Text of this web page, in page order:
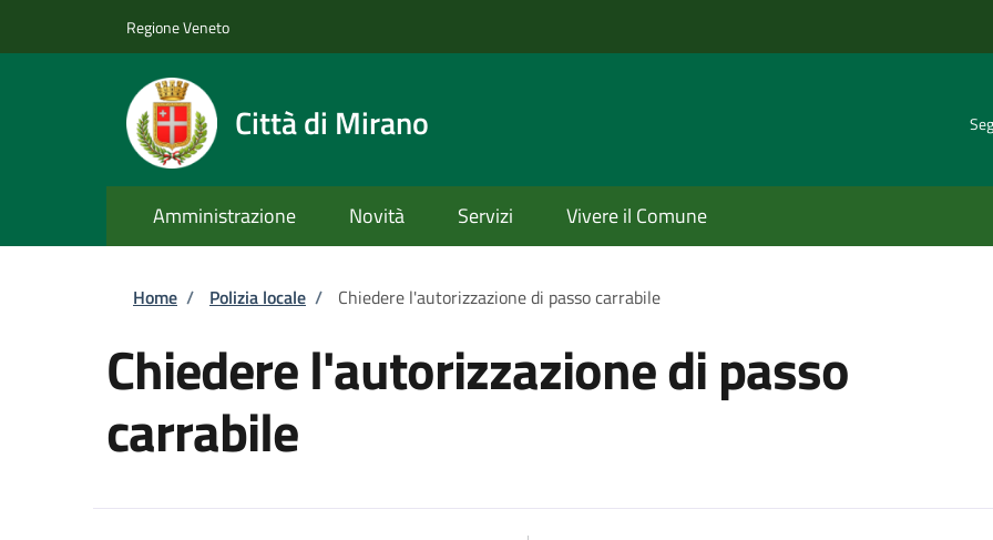
Regione Veneto
Città di Mirano
Amministrazione Novità Servizi Vivere il Comune
Briciole di pane
Home / Polizia locale / Chiedere l'autorizzazione di passo carrabile
Chiedere l'autorizzazione di passo
carrabile